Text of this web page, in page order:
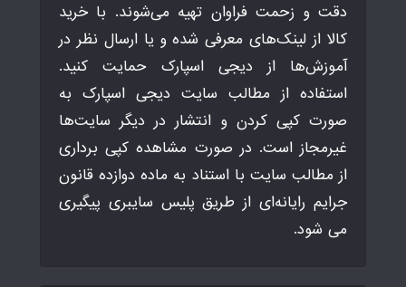
دقت و زحمت فراوان تهیه می‌شوند. با خرید
کالا از لینک‌های معرفی شده و یا ارسال نظر در
آموزش‌ها از دیجی اسپارک حمایت کنید.
استفاده از مطالب سایت دیجی اسپارک به
صورت کپی کردن و انتشار در دیگر سایت‌ها
غیرمجاز است. در صورت مشاهده کپی برداری
از مطالب سایت با استناد به ماده دوازده قانون
جرایم رایانه‌ای از طریق پلیس سایبری پیگیری
می شود.